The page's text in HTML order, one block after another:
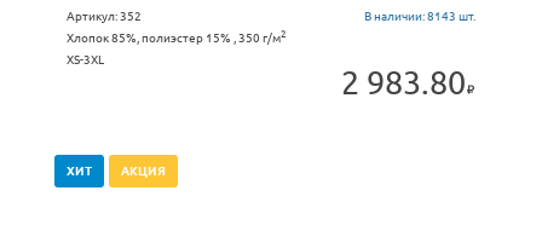
Артикул:352 В наличии:8143 шт.
Хлопок 85%, полиэстер 15% , 350 г/м2
XS-3XL
2 983.80
ХИТ АКЦИЯ